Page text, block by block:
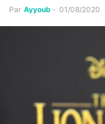
Par Ayyoub - 01/08/2020